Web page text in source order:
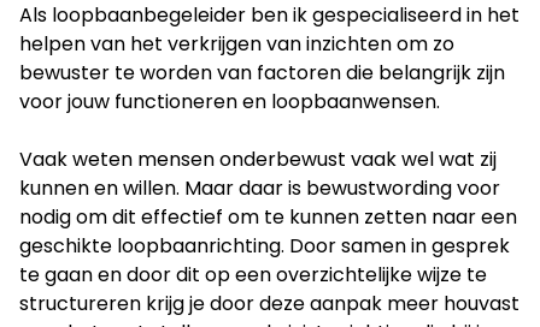
Als loopbaanbegeleider ben ik gespecialiseerd in het
helpen van het verkrijgen van inzichten om zo
bewuster te worden van factoren die belangrijk zijn
voor jouw functioneren en loopbaanwensen.
Vaak weten mensen onderbewust vaak wel wat zij
kunnen en willen. Maar daar is bewustwording voor
nodig om dit effectief om te kunnen zetten naar een
geschikte loopbaanrichting. Door samen in gesprek
te gaan en door dit op een overzichtelijke wijze te
structureren krijg je door deze aanpak meer houvast